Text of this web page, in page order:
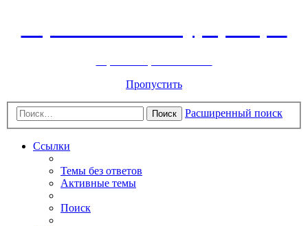
Пропустить
Поиск Расширенный поиск
Ссылки
Темы без ответов
Активные темы
Поиск